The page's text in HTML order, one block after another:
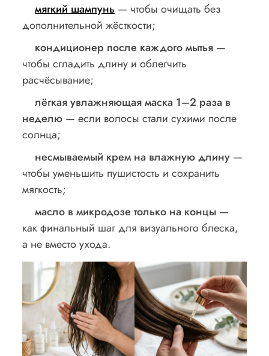
мягкий шампунь — чтобы очищать без
дополнительной жёсткости;
кондиционер после каждого мытья —
чтобы сгладить длину и облегчить
расчёсывание;
лёгкая увлажняющая маска 1–2 раза в
неделю — если волосы стали сухими после
солнца;
несмываемый крем на влажную длину —
чтобы уменьшить пушистость и сохранить
мягкость;
масло в микродозе только на концы —
как финальный шаг для визуального блеска,
а не вместо ухода.